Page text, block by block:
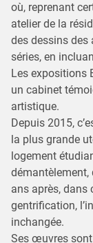
où, reprenant
atelier de la
des dessins des
séries, en
Les expositions
un cabinet
artistique.
Depuis 2015,
la plus grande
logement
démantèlement,
ans après, dans
gentrification,
inchangée.
Ses œuvres